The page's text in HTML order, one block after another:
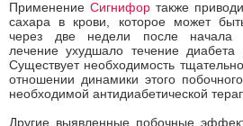
Применение Сигнифортакже
сахара в крови, которое может
через две недели после начала
лечение ухудшало течение диабета
Существует необходимость
отношении динамики этого
необходимой антидиабетической
Другие выявленные побочные